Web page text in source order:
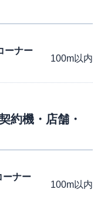
ーナー
100m以内
約機・店舗・
ーナー
100m以内